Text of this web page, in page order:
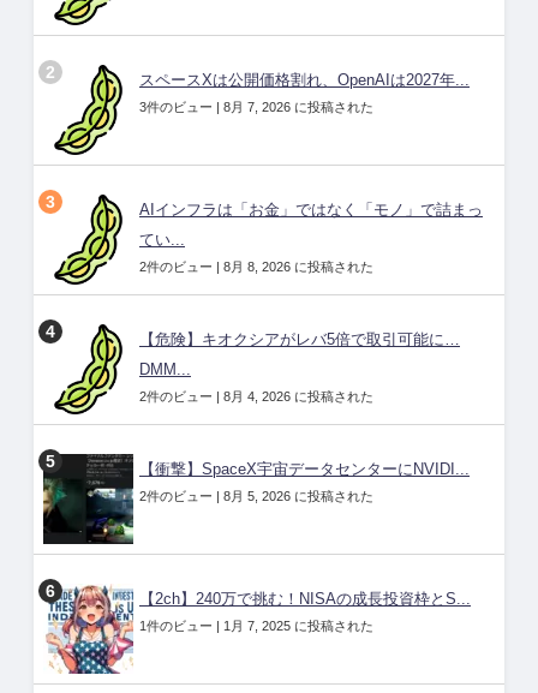
スペースXは公開価格割れ、OpenAIは2027年...
3件のビュー | 8月 7, 2026 に投稿された
AIインフラは「お金」ではなく「モノ」で詰まっ
てい...
2件のビュー | 8月 8, 2026 に投稿された
【危険】キオクシアがレバ5倍で取引可能に…
DMM...
2件のビュー | 8月 4, 2026 に投稿された
【衝撃】SpaceX宇宙データセンターにNVIDI...
2件のビュー | 8月 5, 2026 に投稿された
【2ch】240万で挑む！NISAの成長投資枠とS...
1件のビュー | 1月 7, 2025 に投稿された